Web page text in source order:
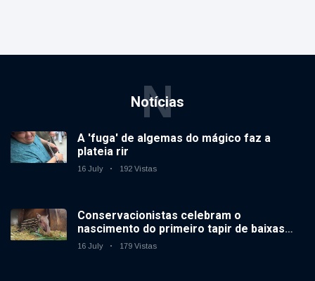
Notícias
N
A 'fuga' de algemas do mágico faz a
plateia rir
16 July 192 Vistas
Conservacionistas celebram o
nascimento do primeiro tapir de baixas
terras no zoológico do Reino Unido em 14
16 July 179 Vistas